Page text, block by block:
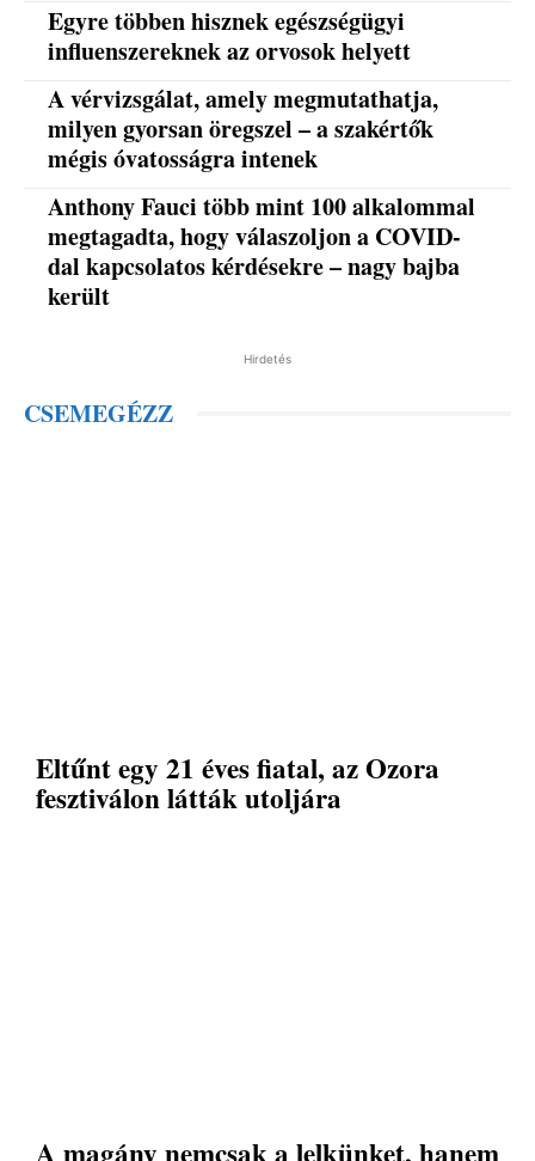
Egyre többen hisznek egészségügyi
influenszereknek az orvosok helyett
A vérvizsgálat, amely megmutathatja,
milyen gyorsan öregszel – a szakértők
mégis óvatosságra intenek
Anthony Fauci több mint 100 alkalommal
megtagadta, hogy válaszoljon a COVID-
dal kapcsolatos kérdésekre – nagy bajba
került
Hirdetés
CSEMEGÉZZ
Eltűnt egy 21 éves fiatal, az Ozora
fesztiválon látták utoljára
A magány nemcsak a lelkünket, hanem